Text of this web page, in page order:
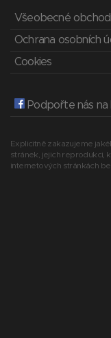
Všeobecné
Ochrana osobních
Cookies
Podpořte nás na
Explicitně zakazujeme
stránek, jejich reprodukci,
internetových stránkách